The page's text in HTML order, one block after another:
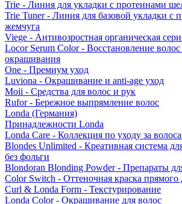
Trie - Линия для укладки с протеинами
Trie Tuner - Линия для базовой укладки с
жемчуга
Viege - Антивозростная органическая
Locor Serum Color - Восстановление
окрашивания
One - Премиум уход
Luviona - Окрашивание и anti-age уход
Moii - Средства для волос и рук
Rufor - Бережное выпрямление волос
Londa (Германия)
Принадлежности Londa
Londa Care - Коллекция по уходу за
Blondes Unlimited - Креативная система
без фольги
Blondoran Blonding Powder - Препараты
Color Switch - Оттеночная краска прямого
Curl & Londa Form - Текстурирование
Londa Color - Окрашивание для волос